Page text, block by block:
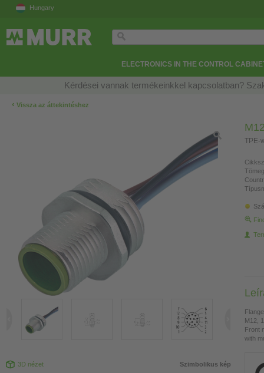
Hungary
ELECTRONICS IN THE CONTROL
Kérdései vannak termékeinkkel kapcsolatban?
‹ Vissza az áttekintéshez
3D nézet Szimbolikus kép
TPE-
M12,
Front
with